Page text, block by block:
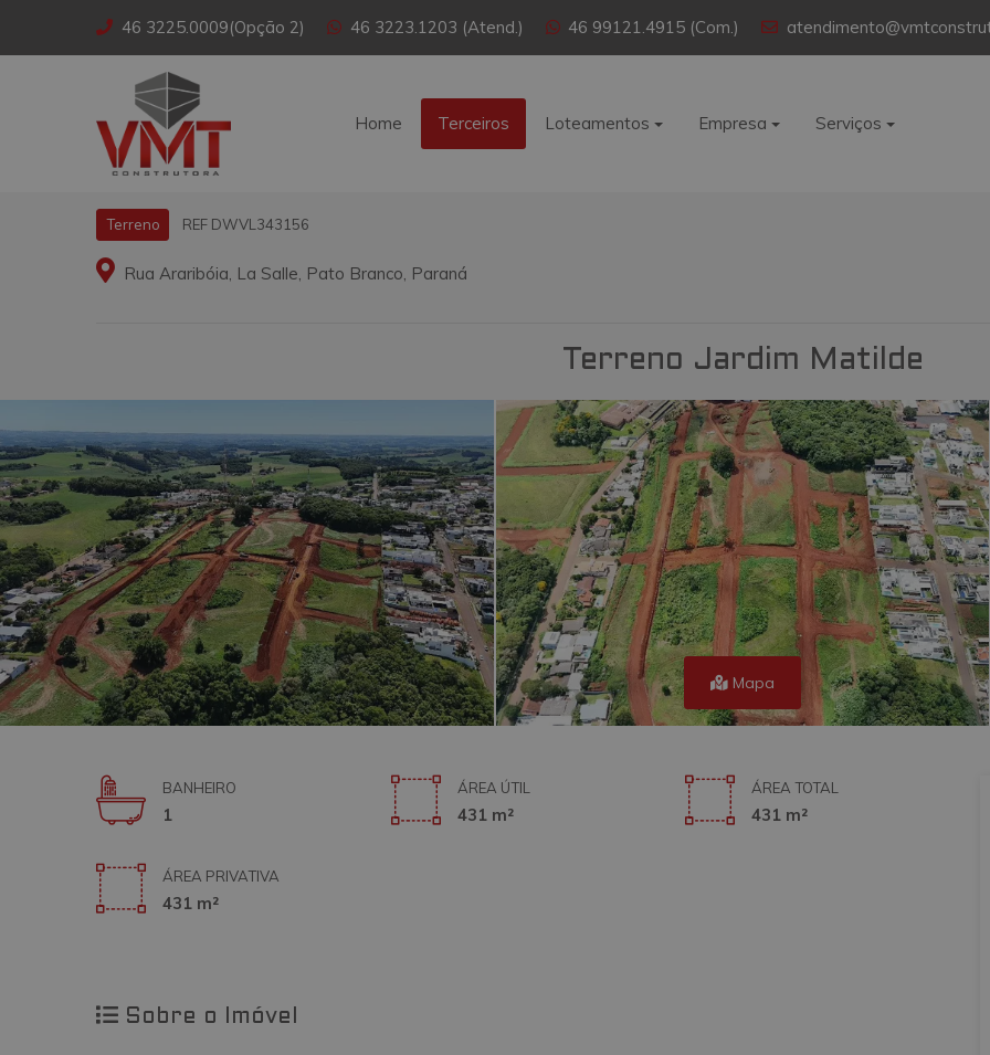
46 3225.0009(Opção 2) 46 3223.1203 (Atend.) 46 99121.4915 (Com.)
Home Terceiros Loteamentos Empresa Serviços
Terreno REF DWVL343156
Rua Araribóia, La Salle, Pato Branco, Paraná
Terreno Jardim Matilde
Mapa
BANHEIRO
1
ÁREA ÚTIL
431 m²
ÁREA TOTAL
431 m²
ÁREA PRIVATIVA
431 m²
Sobre o Imóvel